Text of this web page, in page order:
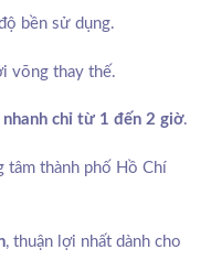
bền sử dụng.
võng thay thế.
nhanh chỉ từ 1 đến 2 giờ.
tâm thành phố Hồ Chí
, thuận lợi nhất dành cho